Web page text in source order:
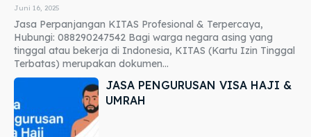
Juni 16, 2025
Jasa Perpanjangan KITAS Profesional & Terpercaya,
Hubungi: 088290247542 Bagi warga negara asing yang
tinggal atau bekerja di Indonesia, KITAS (Kartu Izin Tinggal
Terbatas) merupakan dokumen...
JASA PENGURUSAN VISA HAJI &
UMRAH